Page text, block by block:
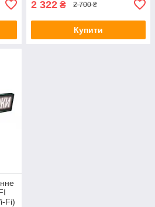
2 322 ₴ 2 700 ₴
Купити
Fi)